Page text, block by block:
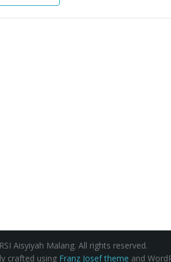
Aisyiyah Malang. All rights reserved.
crafted using Franz Josef theme and